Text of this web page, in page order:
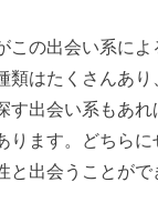
この出会い系に
類はたくさんあ
す出会い系もあ
ります。どちら
と出会うことが